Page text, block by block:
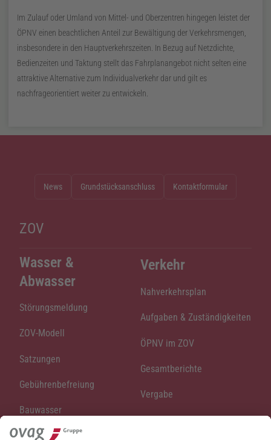
Im Zulauf oder Umland von Mittel- und Oberzentren hingegen leistet der
ÖPNV einen beachtlichen Anteil zur Bewältigung der Verkehrsmengen,
insbesondere in den Hauptverkehrszeiten. In Bezug auf Netzdichte,
Bedienzeiten und Taktung stellt das Fahrplanangebot nicht selten eine
attraktive Alternative zum Individualverkehr dar und gilt es
nachfrageorientiert weiter zu entwickeln.
News Grundstücksanschluss Kontaktformular
ZOV
Wasser &
Abwasser
Störungsmeldung
ZOV-Modell
Satzungen
Gebührenbefreiung
Bauwasser
Preise & Gebühren
Verkehr
Nahverkehrsplan
Aufgaben & Zuständigkeiten
ÖPNV im ZOV
Gesamtberichte
Vergabe